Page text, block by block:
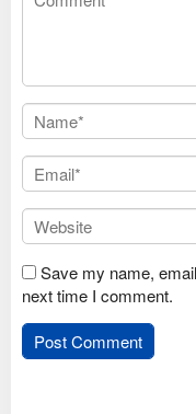
Save my name,
next time I comment.